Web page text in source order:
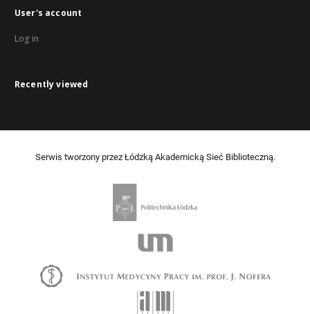
User's account
Log in
Recently viewed
Serwis tworzony przez Łódzką Akademicką Sieć Biblioteczną.